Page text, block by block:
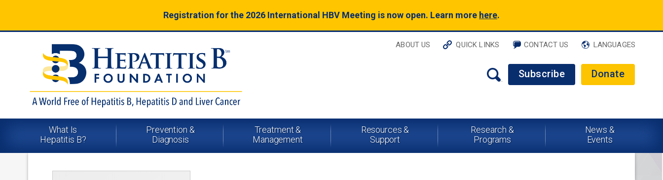
Registration for the 2026 International HBV Meeting is now open. Learn more here.
ABOUT US QUICK LINKS CONTACT US LANGUAGES
Subscribe Donate
What Is
Hepatitis B?
Prevention &
Diagnosis
Treatment &
Management
Resources &
Support
Research &
Programs
News &
Events